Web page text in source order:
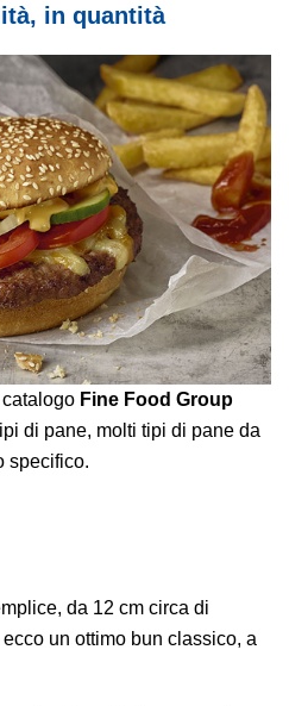
in quantità
Fine Food Group
di pane, molti tipi di pane da
specifico.
da 12 cm circa di
un ottimo bun classico, a